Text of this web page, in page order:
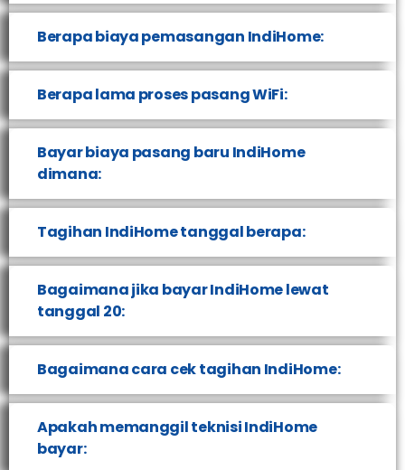
Berapa biaya pemasangan IndiHome:
Berapa lama proses pasang WiFi:
Bayar biaya pasang baru IndiHome
dimana:
Tagihan IndiHome tanggal berapa:
Bagaimana jika bayar IndiHome lewat
tanggal 20:
Bagaimana cara cek tagihan IndiHome:
Apakah memanggil teknisi IndiHome
bayar: